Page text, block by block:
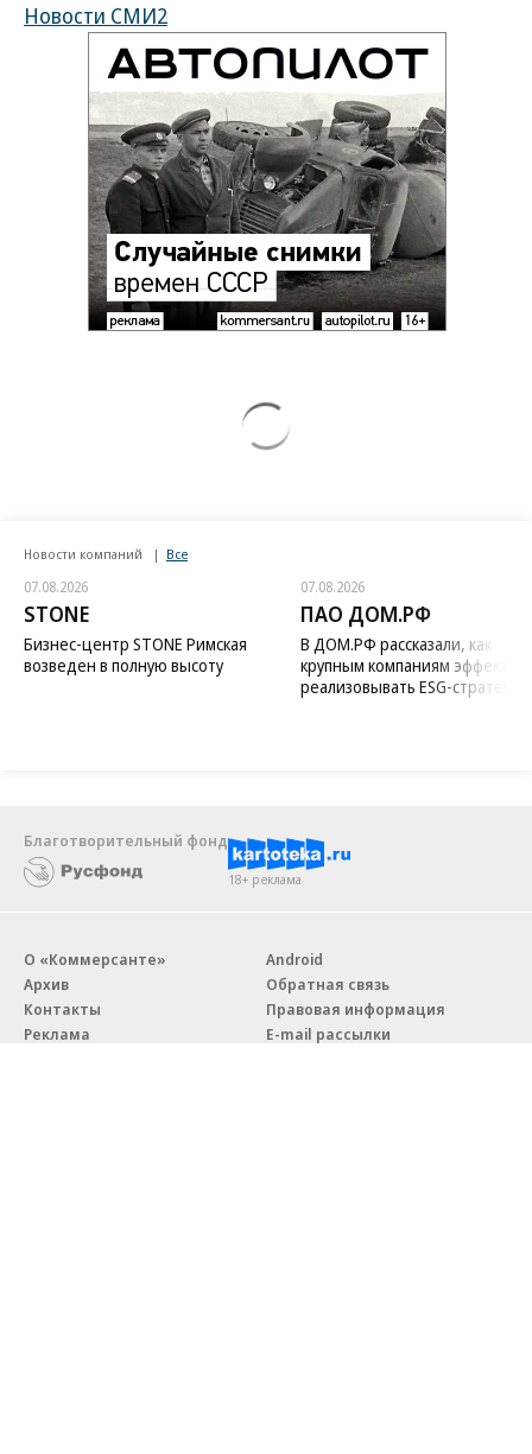
Новости СМИ2
Новости компаний Все
07.08.2026
STONE
Бизнес-центр STONE Римская
возведен в полную высоту
07.08.2026
ПАО ДОМ.РФ
В ДОМ.РФ рассказали, как
крупным компаниям
реализовывать ESG-стратегию
Благотворительный фонд
18+ реклама
О «Коммерсанте»
Архив
Контакты
Реклама
Android
Обратная связь
Правовая информация
E-mail рассылки